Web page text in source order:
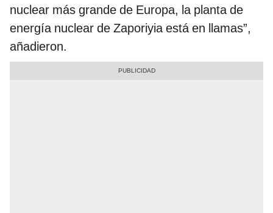
nuclear más grande de Europa, la planta de
energía nuclear de Zaporiyia está en llamas”,
añadieron.